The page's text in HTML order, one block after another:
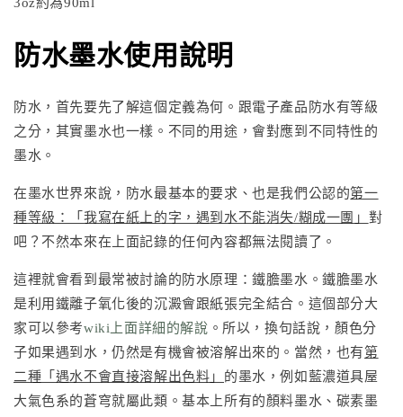
3oz約為90ml
防水墨水使用說明
防水，首先要先了解這個定義為何。跟電子產品防水有等級
之分，其實墨水也一樣。不同的用途，會對應到不同特性的
墨水。
在墨水世界來說，防水最基本的要求、也是我們公認的第一
種等級：「我寫在紙上的字，遇到水不能消失/糊成一團」 對
吧？不然本來在上面記錄的任何內容都無法閱讀了。
這裡就會看到最常被討論的防水原理：鐵膽墨水。鐵膽墨水
是利用鐵離子氧化後的沉澱會跟紙張完全結合。這個部分大
家可以參考wiki上面詳細的解說 。所以，換句話說，顏色分
子如果遇到水，仍然是有機會被溶解出來的。當然，也有第
二種「遇水不會直接溶解出色料」 的墨水，例如藍濃道具屋
大氣色系的蒼穹就屬此類。基本上所有的顏料墨水、碳素墨